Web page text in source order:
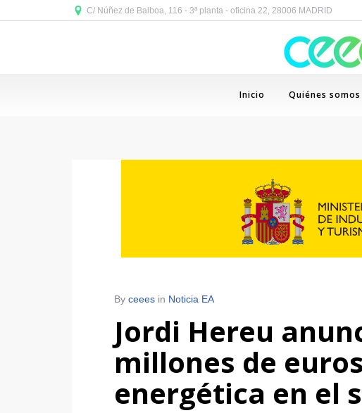
C/ Núñez de Balboa, 116 - 3ª planta - oficina 22, 28006 MADRID
Inicio Quiénes somos
By ceees in Noticia EA
Jordi Hereu
millones de
energética en el